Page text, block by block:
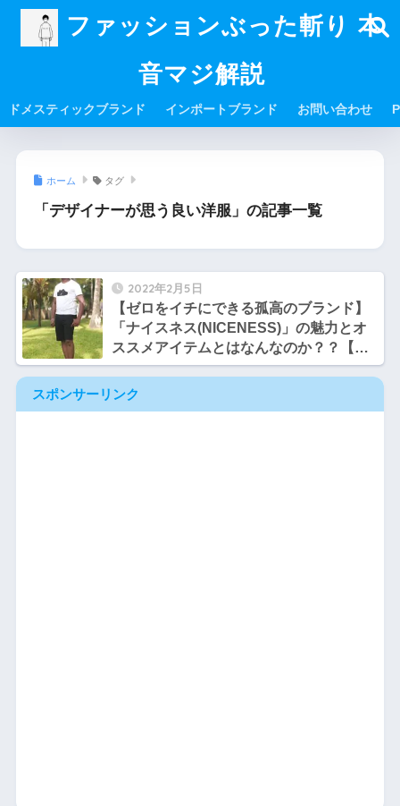
ファッションぶった斬り 本
音マジ解説
ドメスティックブランド インポートブランド お問い合わせ
ホーム タグ
「デザイナーが思う良い洋服」の記事一覧
2022年2月5日
【ゼロをイチにできる孤高のブランド】
「ナイスネス(NICENESS)」の魅力とオ
ススメアイテムとはなんなのか？？【サ
トシとヒロシのファッション談義】
スポンサーリンク